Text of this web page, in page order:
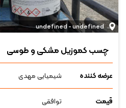
undefined - undefined
چسب کموزیل مشکی و طوسی
عرضه کننده شیمیایی مهدی
قیمت توافقی